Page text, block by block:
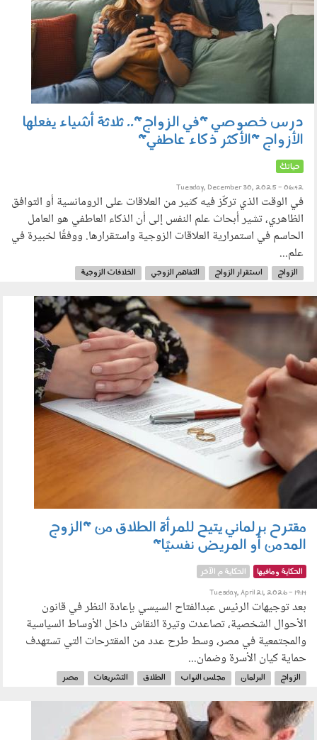
درس خصوصي "في الزواج".. ثلاثة أشياء يفعلها
الأزواج "الأكثر ذكاء عاطفي"
حياتك
Tuesday, December 30, 2025 - 06:42
في الوقت الذي تركّز فيه كثير من العلاقات على الرومانسية أو التوافق
الظاهري، تشير أبحاث علم النفس إلى أن الذكاء العاطفي هو العامل
الحاسم في استمرارية العلاقات الزوجية واستقرارها. ووفقًا لخبيرة في
علم...
الزواج استقرار الزواج التفاهم الزوجي الخلافات الزوجية
210401.jpg
مقترح برلماني يتيح للمرأة الطلاق من "الزوج
المدمن أو المريض نفسيًا"
الحكاية ومافيها الحكاية م الآخر
Tuesday, April 21, 2026 - 19:14
بعد توجيهات الرئيس عبدالفتاح السيسي بإعادة النظر في قانون
الأحوال الشخصية، تصاعدت وتيرة النقاش داخل الأوساط السياسية
والمجتمعية في مصر، وسط طرح عدد من المقترحات التي تستهدف
حماية كيان الأسرة وضمان...
الزواج البرلمان مجلس النواب الطلاق التشريعات مصر
هدية